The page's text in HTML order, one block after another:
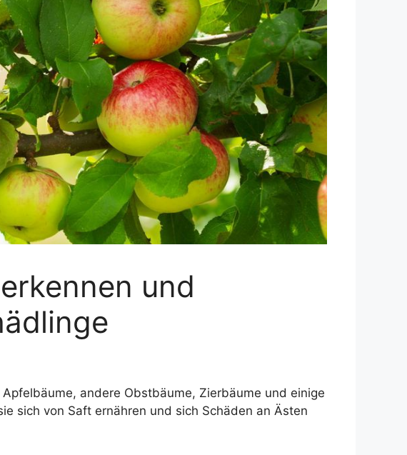
und
andere Obstbäume, Zierbäume und einige
sich von Saft ernähren und sich Schäden an Ästen